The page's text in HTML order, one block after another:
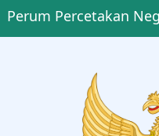
Perum Percetakan